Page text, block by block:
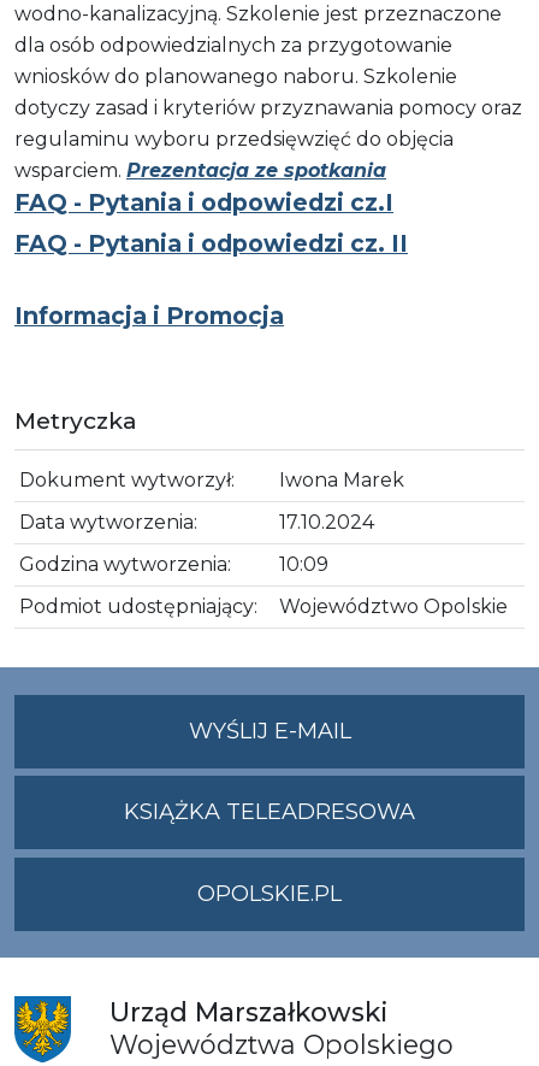
wodno-kanalizacyjną. Szkolenie jest przeznaczone
dla osób odpowiedzialnych za przygotowanie
wniosków do planowanego naboru. Szkolenie
dotyczy zasad i kryteriów przyznawania pomocy oraz
regulaminu wyboru przedsięwzięć do objęcia
wsparciem. Prezentacja ze spotkania
FAQ - Pytania i odpowiedzi cz.I
FAQ - Pytania i odpowiedzi cz. II
Informacja i Promocja
Metryczka
Dokument wytworzył:
Iwona Marek
Data wytworzenia:
17.10.2024
Godzina wytworzenia:
10:09
Podmiot udostępniający:
Województwo Opolskie
WYŚLIJ E-MAILNA
ADRES
KSIĄŻKA TELEADRESOWA
OPOLSKIE.PL
Urząd Marszałkowski
Województwa Opolskiego